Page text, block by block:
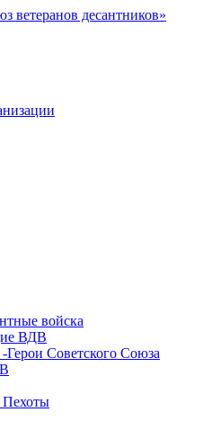
войска
ВДВ
Герои Советского Союза
Пехоты